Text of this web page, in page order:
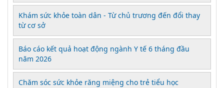
Khám sức khỏe toàn dân - Từ chủ trương đến đổi thay
từ cơ sở
Báo cáo kết quả hoạt động ngành Y tế 6 tháng đầu
năm 2026
Chăm sóc sức khỏe răng miệng cho trẻ tiểu học